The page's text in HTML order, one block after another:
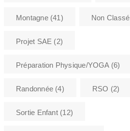
Montagne(41) Non Classé
Projet SAE (2)
Préparation Physique/YOGA(6)
Randonnée (4) RSO (2)
Sortie Enfant(12)